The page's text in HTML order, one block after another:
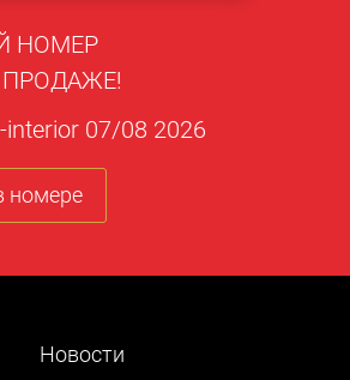
НОМЕР
interior 07/08 2026
номере
Новости